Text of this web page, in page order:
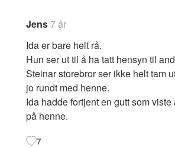
Jens7 år
Ida er bare helt rå.
Hun ser ut til å ha tatt hensyn til
Steinar storebror ser ikke helt tam
jo rundt med henne.
Ida hadde fortjent en gutt som viste
på henne.
7